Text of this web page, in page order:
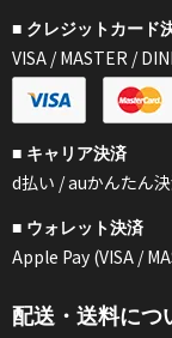
■ クレジットカード
VISA / MASTER /
■ キャリア決済
d払い / auかんたん
■ ウォレット決済
Apple Pay (VISA /
配送・送料につ